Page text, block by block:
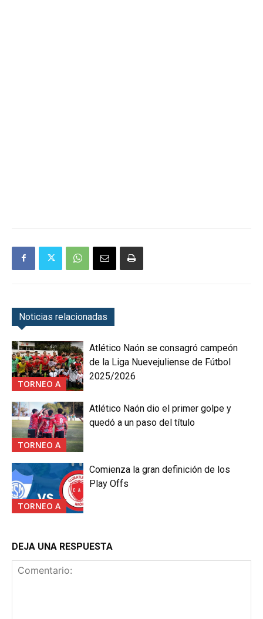
Noticias relacionadas
TORNEO A
Atlético Naón se consagró campeón
de la Liga Nuevejuliense de Fútbol
2025/2026
TORNEO A
Atlético Naón dio el primer golpe y
quedó a un paso del título
TORNEO A
Comienza la gran definición de los
Play Offs
DEJA UNA RESPUESTA